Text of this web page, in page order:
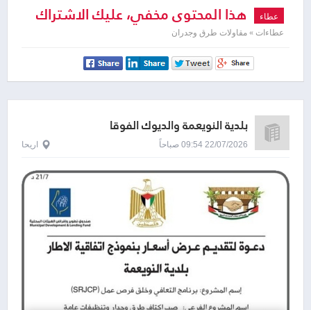
عطاء هذا المحتوى مخفي، عليك الاشتراك
لمشاهدته
عطاءات » مقاولات طرق وجدران
بلدية النويعمة والديوك الفوقا
22/07/2026 09:54 صباحاً اريحا